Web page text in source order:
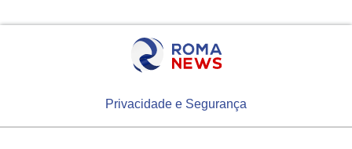
Privacidade e Segurança